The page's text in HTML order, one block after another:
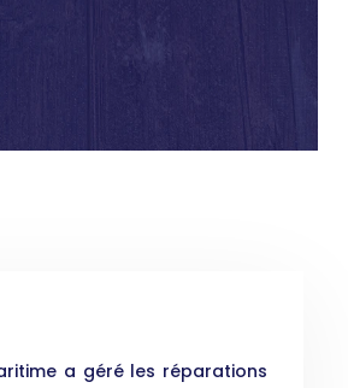
a géré les réparations